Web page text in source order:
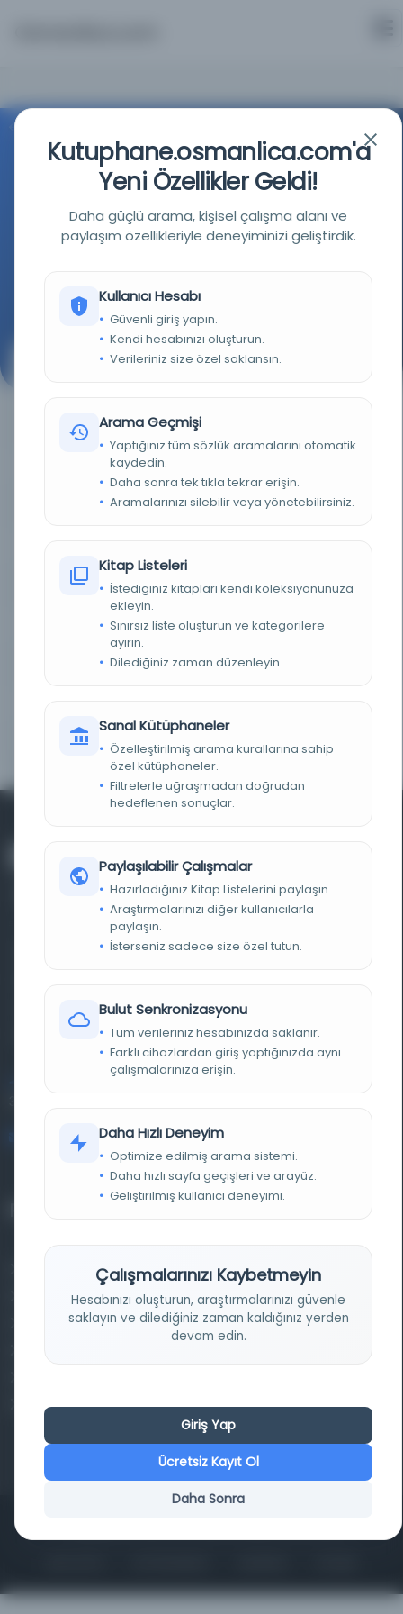
Kaynağa git
Mecmûatü'r-resâil
Kitap
Belirlenmemiş dil
Evet
KÜTÜPHANE Türkiye Yazma Eserler Kurumu Başkanlığı
DEMIRBAŞ NUMARASI 431149
KAYIT NUMARASI 431149
KOLEKSIYON NO. 213
Farklı dönem, dil ve coğrafyalara ait tarihî yazma ve
materyalleri bir araya getiren kapsamlı bir dijital
kütüphane ve meta katalog.
bilgi@osmanlica.com
Osmanlica.com
Aruz ve Hece Ölçüsü
Türkçe Metin Sıklık Analizi
Tarihi Dokümanlarda Görüntü İyileştirilmesi
Kutuphane.osmanlica.com'a
Yeni Özellikler Geldi!
Daha güçlü arama, kişisel çalışma alanı ve
paylaşım özellikleriyle deneyiminizi geliştirdik.
Kullanıcı Hesabı
Güvenli giriş yapın.
Kendi hesabınızı oluşturun.
Verileriniz size özel saklansın.
Arama Geçmişi
Yaptığınız tüm sözlük aramalarını otomatik
kaydedin.
Daha sonra tek tıkla tekrar erişin.
Aramalarınızı silebilir veya yönetebilirsiniz.
Kitap Listeleri
İstediğiniz kitapları kendi koleksiyonunuza
ekleyin.
Sınırsız liste oluşturun ve kategorilere
ayırın.
Dilediğiniz zaman düzenleyin.
Sanal Kütüphaneler
Özelleştirilmiş arama kurallarına sahip
özel kütüphaneler.
Filtrelerle uğraşmadan doğrudan
hedeflenen sonuçlar.
Paylaşılabilir Çalışmalar
Hazırladığınız Kitap Listelerini paylaşın.
Araştırmalarınızı diğer kullanıcılarla
paylaşın.
İsterseniz sadece size özel tutun.
Bulut Senkronizasyonu
Tüm verileriniz hesabınızda saklanır.
Farklı cihazlardan giriş yaptığınızda aynı
çalışmalarınıza erişin.
Daha Hızlı Deneyim
Optimize edilmiş arama sistemi.
Daha hızlı sayfa geçişleri ve arayüz.
Geliştirilmiş kullanıcı deneyimi.
Çalışmalarınızı Kaybetmeyin
Hesabınızı oluşturun, araştırmalarınızı güvenle
saklayın ve dilediğiniz zaman kaldığınız yerden
devam edin.
Giriş Yap
Ücretsiz Kayıt Ol
Daha Sonra